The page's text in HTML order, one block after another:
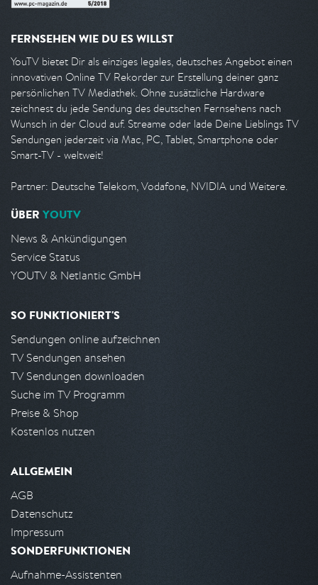
FERNSEHEN WIE DU ES WILLST
YouTV bietet Dir als einziges legales, deutsches Angebot einen
innovativen Online TV Rekorder zur Erstellung deiner ganz
persönlichen TV Mediathek. Ohne zusätzliche Hardware
zeichnest du jede Sendung des deutschen Fernsehens nach
Wunsch in der Cloud auf. Streame oder lade Deine Lieblings TV
Sendungen jederzeit via Mac, PC, Tablet, Smartphone oder
Smart-TV - weltweit!
Partner: Deutsche Telekom, Vodafone, NVIDIA und Weitere.
ÜBER YOUTV
News & Ankündigungen
Service Status
YOUTV & Netlantic GmbH
SO FUNKTIONIERT'S
Sendungen online aufzeichnen
TV Sendungen ansehen
TV Sendungen downloaden
Suche im TV Programm
Preise & Shop
Kostenlos nutzen
ALLGEMEIN
AGB
Datenschutz
Impressum
SONDERFUNKTIONEN
Aufnahme-Assistenten